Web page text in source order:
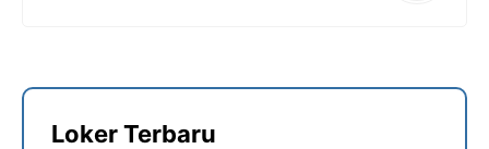
Loker Terbaru